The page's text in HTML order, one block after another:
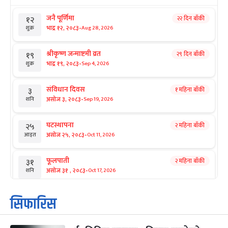
१२
शुक्र
जनै पूर्णिमा
भाद्र १२, २०८३-Aug 28, 2026
२२ दिन बाँकी
१९
शुक्र
श्रीकृष्ण जन्माष्टमी व्रत
भाद्र १९, २०८३-Sep 4, 2026
२९ दिन बाँकी
३
शनि
संविधान दिवस
असोज ३, २०८३-Sep 19, 2026
१ महिना बाँकी
२५
आइत
घटस्थापना
असोज २५, २०८३-Oct 11, 2026
२ महिना बाँकी
३१
शनि
फूलपाती
असोज ३१ , २०८३-Oct 17, 2026
२ महिना बाँकी
१
आइत
कार्तिक सङ्क्रान्ति
कार्तिक १, २०८३
सिफारिस